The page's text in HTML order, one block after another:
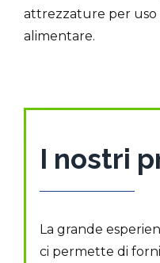
attrezzature per uso
alimentare.
I nostri
La grande
ci permette di